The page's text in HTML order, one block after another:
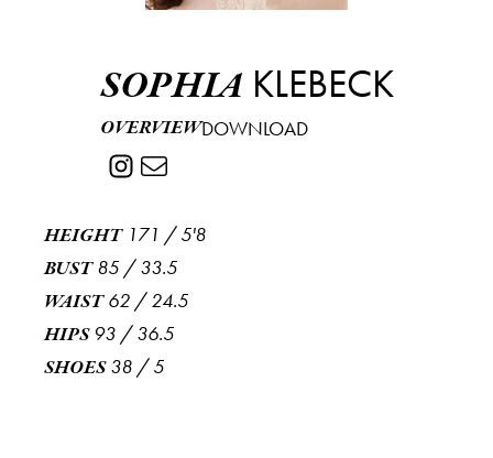
SOPHIA KLEBECK
OVERVIEWDOWNLOAD
HEIGHT 171 /5'8
BUST 85 /33.5
WAIST 62 /24.5
HIPS 93 /36.5
SHOES 38 /5